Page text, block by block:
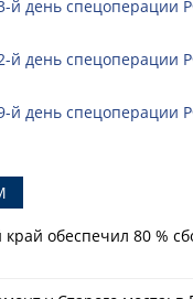
й день спецоперации
й день спецоперации
й день спецоперации
край обеспечил 80 %